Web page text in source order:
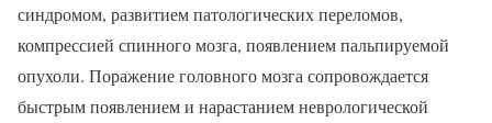
синдромом, развитием патологических переломов,
компрессией спинного мозга, появлением пальпируемой
опухоли. Поражение головного мозга сопровождается
быстрым появлением и нарастанием неврологической